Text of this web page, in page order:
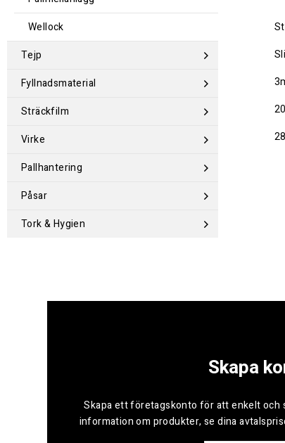
Wellock
Tejp
Fyllnadsmaterial
Sträckfilm
Virke
Pallhantering
Påsar
Tork & Hygien
Skapa
Skapa ett företagskonto för att enkelt och
information om produkter, se dina